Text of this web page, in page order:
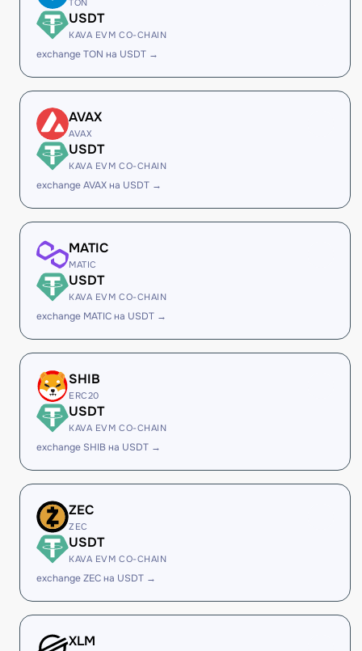
TON
USDT
KAVA EVM CO-CHAIN
exchange TON на USDT →
AVAX
AVAX
USDT
KAVA EVM CO-CHAIN
exchange AVAX на USDT →
MATIC
MATIC
USDT
KAVA EVM CO-CHAIN
exchange MATIC на USDT →
SHIB
ERC20
USDT
KAVA EVM CO-CHAIN
exchange SHIB на USDT →
ZEC
ZEC
USDT
KAVA EVM CO-CHAIN
exchange ZEC на USDT →
XLM